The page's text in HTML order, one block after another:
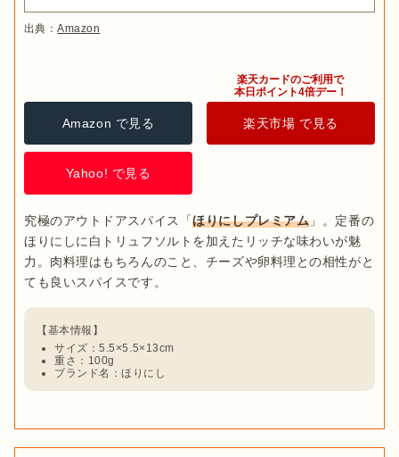
出典：Amazon
Amazon で見る
楽天カードのご利用で
本日ポイント4倍デー！
楽天市場 で見る
Yahoo! で見る
究極のアウトドアスパイス「ほりにしプレミアム 」。定番の
ほりにしに白トリュフソルトを加えたリッチな味わいが魅
力。肉料理はもちろんのこと、チーズや卵料理との相性がと
サイズ：5.5×5.5×13cm
重さ：100g
ブランド名：ほりにし